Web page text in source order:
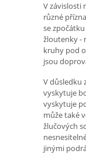
V závislosti
různé
se
žloutenky -
kruhy pod
jsou
V důsledku
vyskytuje
vyskytuje
může také
žlučových
jinými